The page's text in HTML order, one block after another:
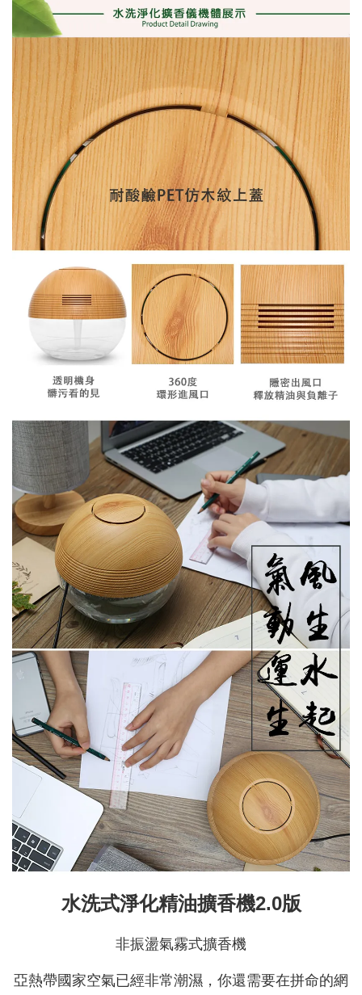
水洗式淨化精油擴香機2.0版
非振盪氣霧式擴香機
亞熱帶國家空氣已經非常潮濕，你還需要在拼命的網